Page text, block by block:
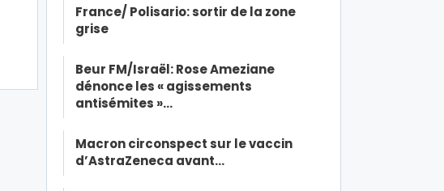
France/ Polisario: sortir de la zone
grise
Beur FM/Israël: Rose Ameziane
dénonce les « agissements
antisémites »…
Macron circonspect sur le vaccin
d’AstraZeneca avant…